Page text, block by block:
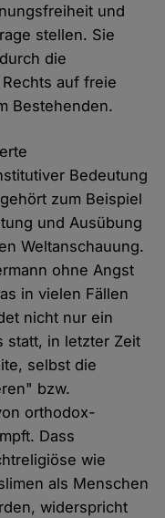
und
stellen. Sie
die
auf freie
Bestehenden.
Bedeutung
zum Beispiel
und Ausübung
Weltanschauung.
ohne Angst
in vielen Fällen
nicht nur ein
statt, in letzter Zeit
selbst die
bzw.
orthodox-
Dass
wie
als Menschen
widerspricht